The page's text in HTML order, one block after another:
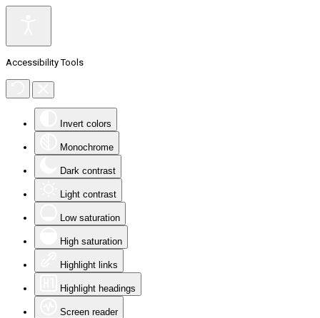
Accessibility Tools
Invert colors
Monochrome
Dark contrast
Light contrast
Low saturation
High saturation
Highlight links
Highlight headings
Screen reader